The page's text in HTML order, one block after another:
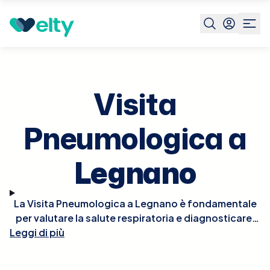
Prenota visita Legnano
Visita
Pneumologica a
Legnano
La Visita Pneumologica a Legnano è fondamentale
per valutare la salute respiratoria e diagnosticare,
monitorare e trattare disturbi polmonari e delle vie
Leggi di più